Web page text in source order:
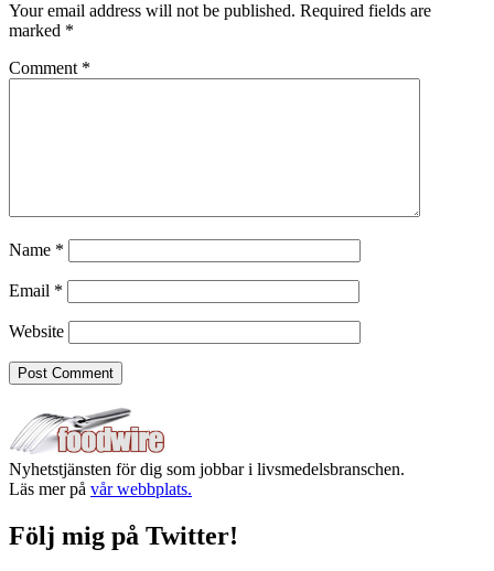
Your email address will not be published. Required fields are
marked *
Comment *
Name *
Email *
Website
Nyhetstjänsten för dig som jobbar i livsmedelsbranschen.
Läs mer på vår webbplats.
Följ mig på Twitter!